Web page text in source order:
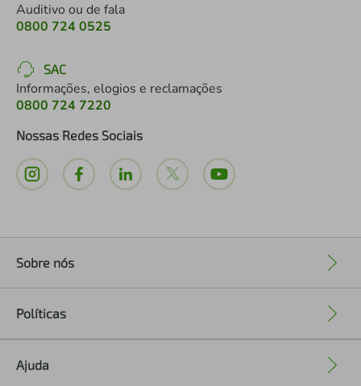
Auditivo ou de fala
0800 724 0525
SAC
Informações, elogios e reclamações
0800 724 7220
Nossas Redes Sociais
Sobre nós
Políticas
Ajuda